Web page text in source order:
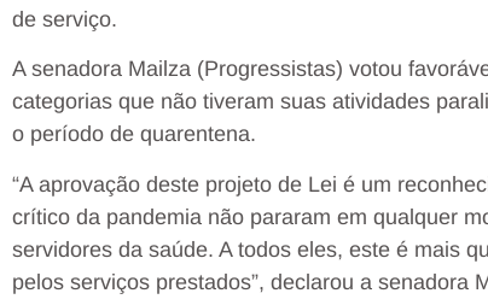
de serviço.
A senadora Mailza (Progressistas) votou
categorias que não tiveram suas atividades
o período de quarentena.
“A aprovação deste projeto de Lei é um
crítico da pandemia não pararam em qualquer
servidores da saúde. A todos eles, este é mais
pelos serviços prestados”, declarou a senadora